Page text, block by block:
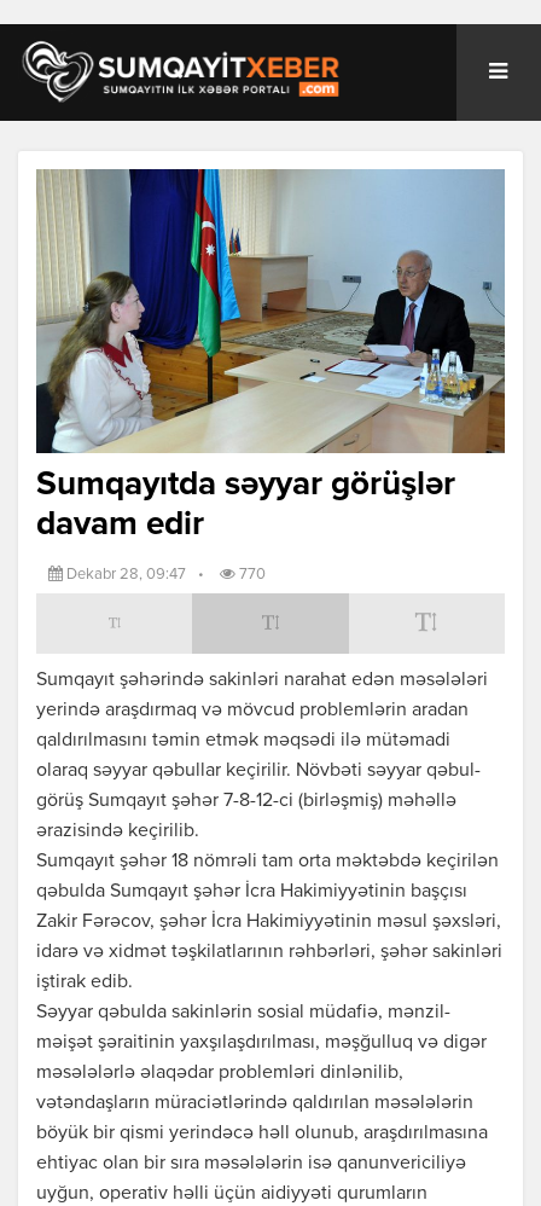
Sumqayıtda səyyar görüşlər
davam edir
Dekabr 28, 09:47 • 770
Sumqayıt şəhərində sakinləri narahat edən məsələləri
yerində araşdırmaq və mövcud problemlərin aradan
qaldırılmasını təmin etmək məqsədi ilə mütəmadi
olaraq səyyar qəbullar keçirilir. Növbəti səyyar qəbul-
görüş Sumqayıt şəhər 7-8-12-ci (birləşmiş) məhəllə
ərazisində keçirilib.
Sumqayıt şəhər 18 nömrəli tam orta məktəbdə keçirilən
qəbulda Sumqayıt şəhər İcra Hakimiyyətinin başçısı
Zakir Fərəcov, şəhər İcra Hakimiyyətinin məsul şəxsləri,
idarə və xidmət təşkilatlarının rəhbərləri, şəhər sakinləri
iştirak edib.
Səyyar qəbulda sakinlərin sosial müdafiə, mənzil-
məişət şəraitinin yaxşılaşdırılması, məşğulluq və digər
məsələlərlə əlaqədar problemləri dinlənilib,
vətəndaşların müraciətlərində qaldırılan məsələlərin
böyük bir qismi yerindəcə həll olunub, araşdırılmasına
ehtiyac olan bir sıra məsələlərin isə qanunvericiliyə
uyğun, operativ həlli üçün aidiyyəti qurumların